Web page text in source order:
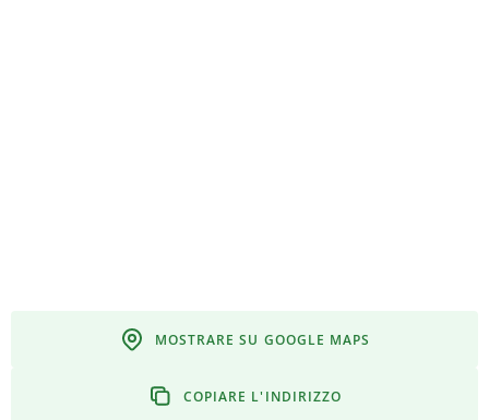
MOSTRARE SU GOOGLE MAPS
COPIARE L'INDIRIZZO